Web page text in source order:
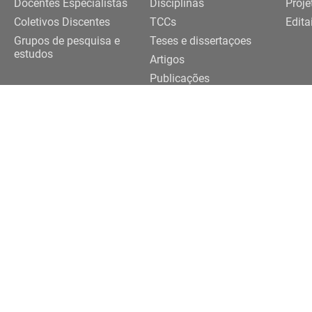
Docentes Especialistas
Coletivos Discentes
Grupos de pesquisa e
estudos
Disciplinas
TCCs
Teses e dissertaçoes
Artigos
Publicações